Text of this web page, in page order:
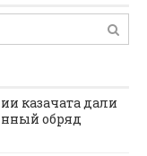
казачата дали
обряд